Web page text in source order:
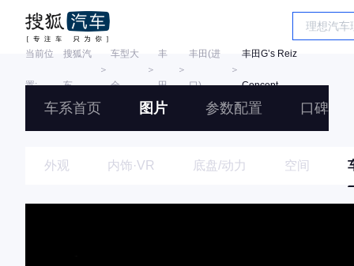
当前位
置:
搜狐汽
车
＞
车型大
全
＞
丰
田
＞
丰田(进
口)
＞
丰田G’s Reiz
Concept
车系首页 图片 参数配置 口碑
外观 内饰·VR 底盘/动力 空间